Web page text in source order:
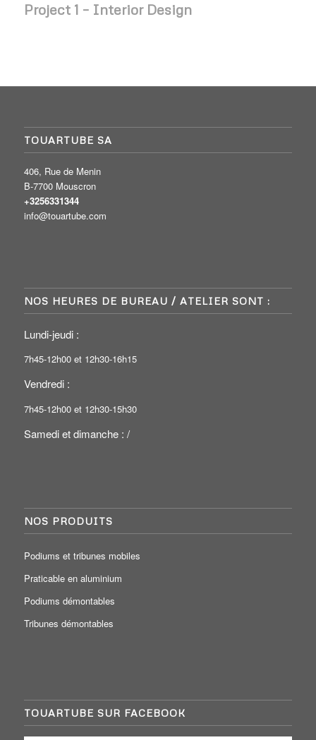
Project 1 – Interior Design
TOUARTUBE SA
406, Rue de Menin
B-7700 Mouscron
+3256331344
info@touartube.com
NOS HEURES DE BUREAU / ATELIER SONT :
Lundi-jeudi :
7h45-12h00 et 12h30-16h15
Vendredi :
7h45-12h00 et 12h30-15h30
Samedi et dimanche : /
NOS PRODUITS
Podiums et tribunes mobiles
Praticable en aluminium
Podiums démontables
Tribunes démontables
TOUARTUBE SUR FACEBOOK